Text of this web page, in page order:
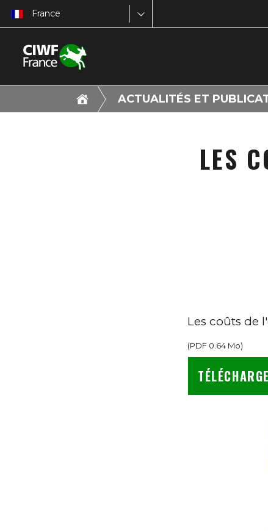
France
ACTUALITÉS ET
LES
Les coûts de
(PDF 0.64 Mo)